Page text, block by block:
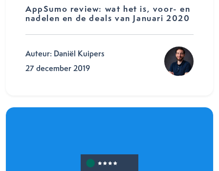
AppSumo review: wat het is, voor- en
nadelen en de deals van Januari 2020
Auteur: Daniël Kuipers
27 december 2019